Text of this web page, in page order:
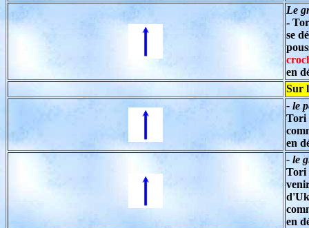
Le
-
se
en
Sur
- le
Tori
en
- le
Tori
en